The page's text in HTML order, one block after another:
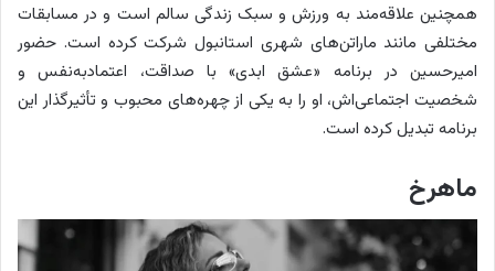
همچنین علاقه‌مند به ورزش و سبک زندگی سالم است و در مسابقات
مختلفی مانند ماراتن‌های شهری استانبول شرکت کرده است. حضور
امیرحسین در برنامه «عشق ابدی» با صداقت، اعتمادبه‌نفس و
شخصیت اجتماعی‌اش، او را به یکی از چهره‌های محبوب و تأثیرگذار این
برنامه تبدیل کرده است.
ماهرخ